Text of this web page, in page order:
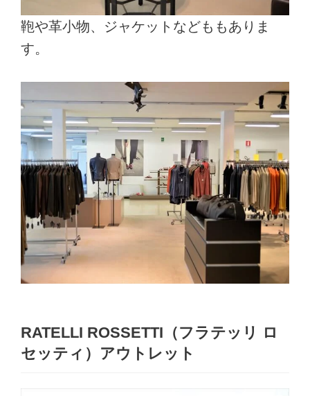
鞄や革小物、ジャケットなどももありま
す。
RATELLI ROSSETTI（フラテッリ ロ
セッティ）アウトレット